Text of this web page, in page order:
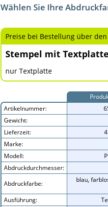
Wählen Sie Ihre
Preise bei Bestellung über
Stempel mit
nur Textplatte
Artikelnummer:
Gewicht:
Lieferzeit:
Marke:
Modell:
Abdruckdurchmesser:
Abdruckfarbe:
blau,
Ausführung: